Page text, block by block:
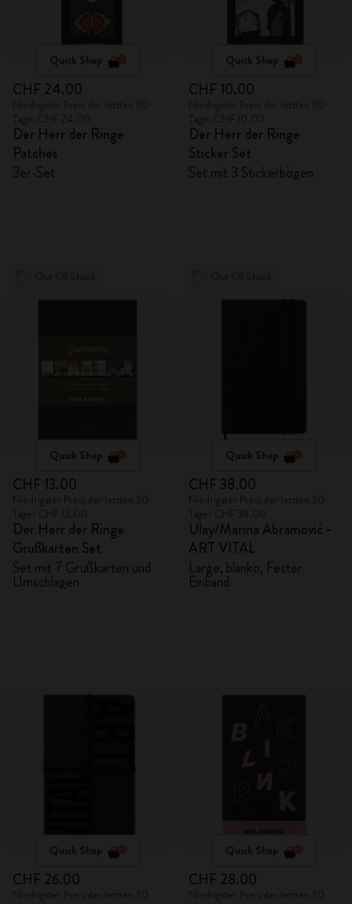
Quick Shop
CHF 24.00
Der Herr der Ringe
Patches
3er-Set
Quick Shop
CHF 10.00
Der Herr der Ringe
Sticker Set
Set mit 3 Stickerbögen
Quick Shop
CHF 13.00
Der Herr der Ringe
Grußkarten Set
Set mit 7 Grußkarten und
Umschlägen
Quick Shop
CHF 38.00
Ulay/Marina Abramović -
ART VITAL
Large, blanko, Fester
Einband
Quick Shop
CHF 26.00
Quick Shop
CHF 28.00